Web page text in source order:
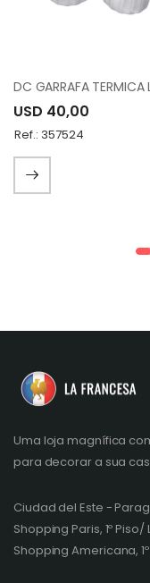
USD 40,00
Ref.: 357524
Uma loja magnífica
para decorar a sua
Ciudad del Este -
Shopping Paris, 1º Piso/
Shopping Americana,